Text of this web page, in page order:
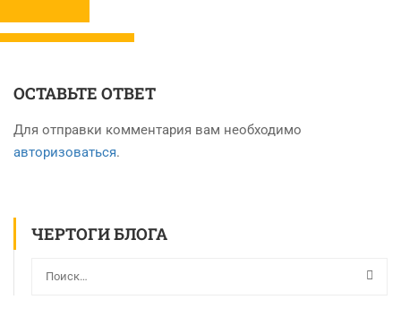
ОСТАВЬТЕ ОТВЕТ
Для отправки комментария вам необходимо
авторизоваться.
ЧЕРТОГИ БЛОГА